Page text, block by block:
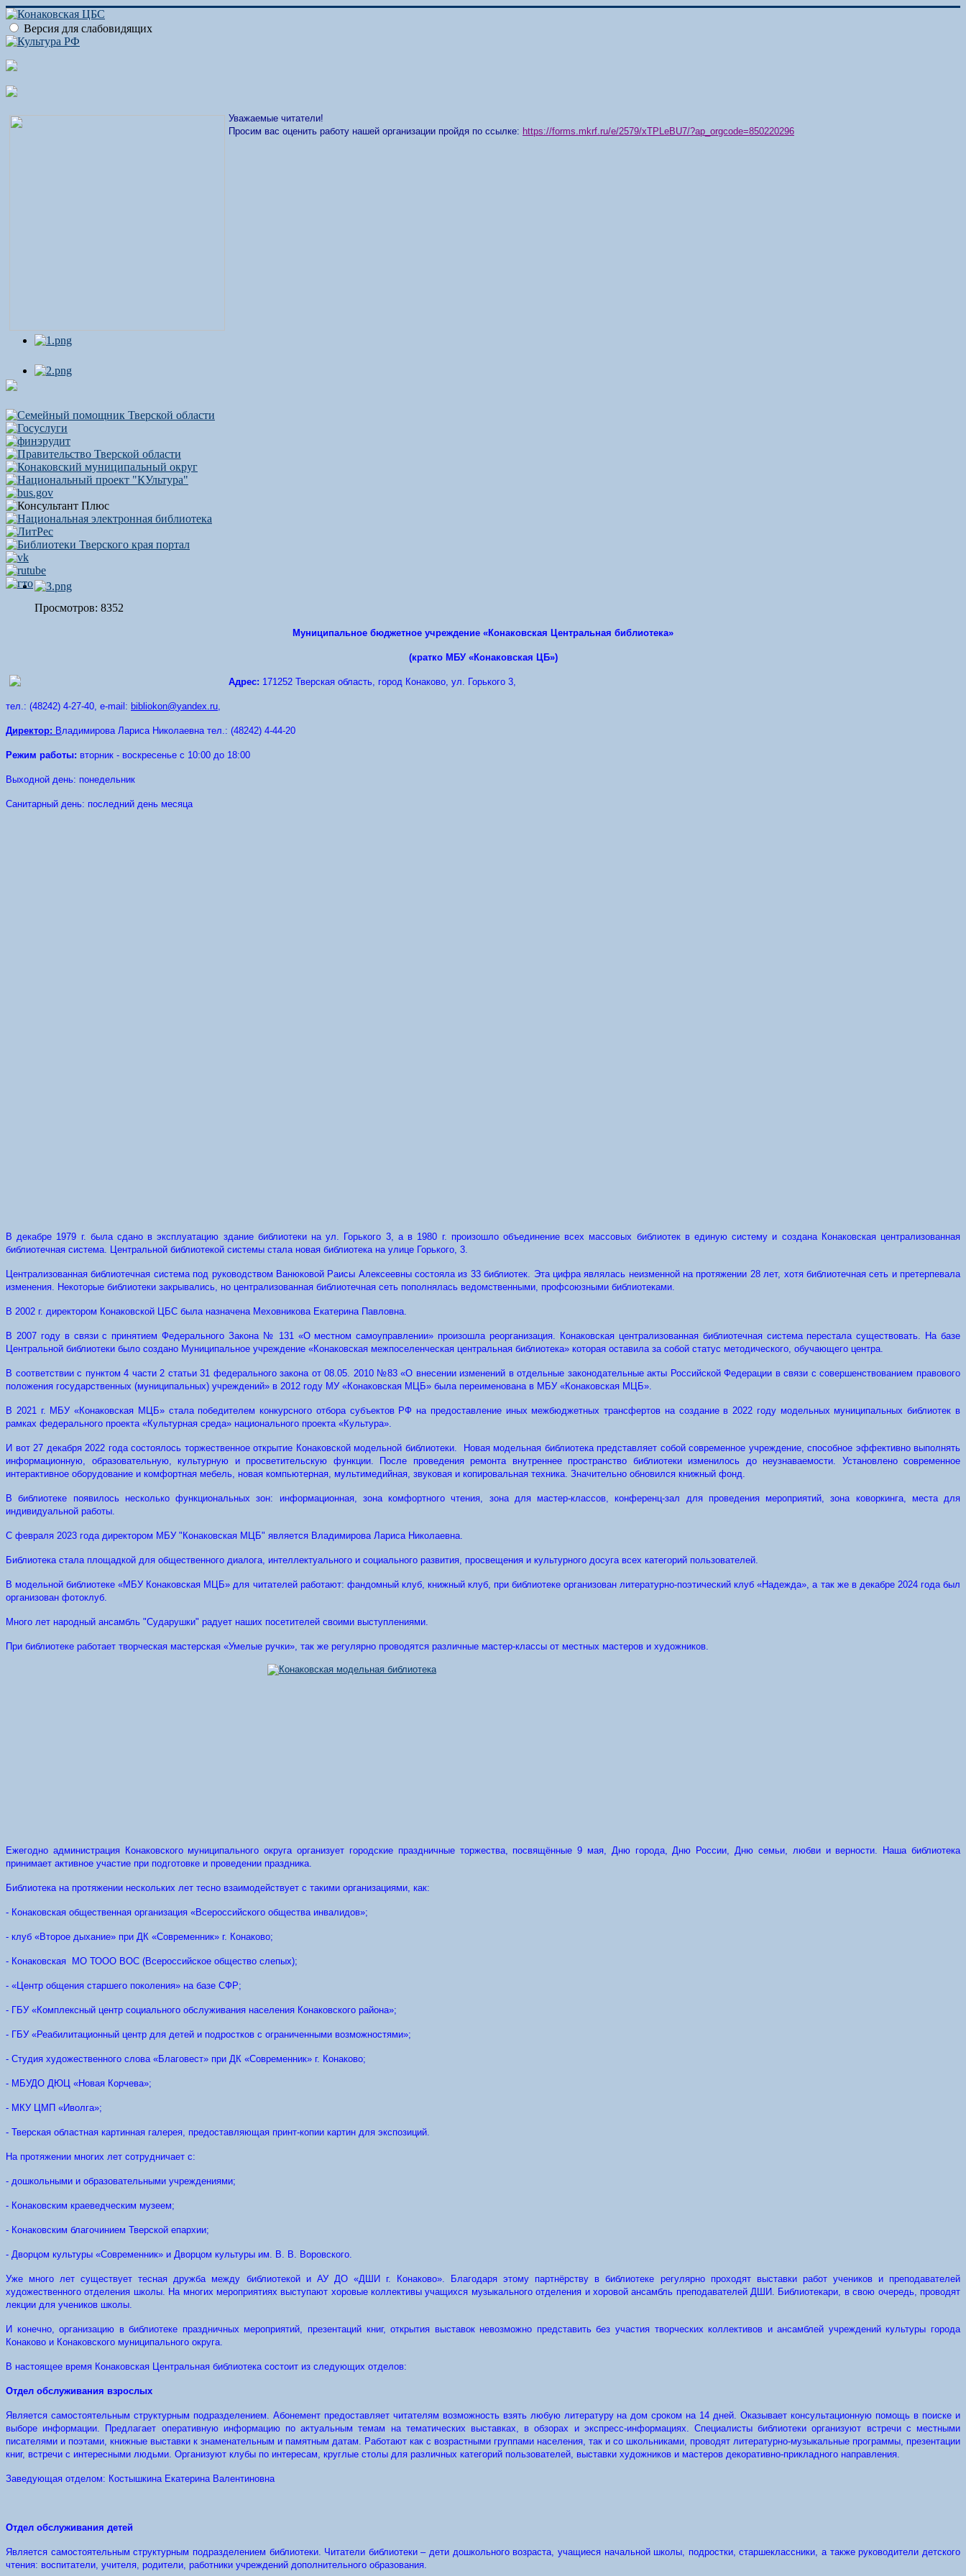
Версия для слабовидящих
Уважаемые читатели!
Просим вас оценить работу нашей организации пройдя по ссылке: https://forms.mkrf.ru/e/2579/xTPLeBU7/?ap_orgcode=850220296
Просмотров: 8352
Муниципальное бюджетное учреждение «Конаковская Центральная библиотека»
(кратко МБУ «Конаковская ЦБ»)
Адрес: 171252 Тверская область, город Конаково, ул. Горького 3,
тел.: (48242) 4-27-40, e-mail: bibliokon@yandex.ru,
Директор: Владимирова Лариса Николаевна тел.: (48242) 4-44-20
Режим работы: вторник - воскресенье с 10:00 до 18:00
Выходной день: понедельник
Санитарный день: последний день месяца
В декабре 1979 г. была сдано в эксплуатацию здание библиотеки на ул. Горького 3, а в 1980 г. произошло объединение всех массовых библиотек в единую систему и создана Конаковская централизованная
библиотечная система. Центральной библиотекой системы стала новая библиотека на улице Горького, 3.
Централизованная библиотечная система под руководством Ванюковой Раисы Алексеевны состояла из 33 библиотек. Эта цифра являлась неизменной на протяжении 28 лет, хотя библиотечная сеть и претерпевала
изменения. Некоторые библиотеки закрывались, но централизованная библиотечная сеть пополнялась ведомственными, профсоюзными библиотеками.
В 2002 г. директором Конаковской ЦБС была назначена Меховникова Екатерина Павловна.
В 2007 году в связи с принятием Федерального Закона № 131 «О местном самоуправлении» произошла реорганизация. Конаковская централизованная библиотечная система перестала существовать. На базе
Центральной библиотеки было создано Муниципальное учреждение «Конаковская межпоселенческая центральная библиотека» которая оставила за собой статус методического, обучающего центра.
В соответствии с пунктом 4 части 2 статьи 31 федерального закона от 08.05. 2010 №83 «О внесении изменений в отдельные законодательные акты Российской Федерации в связи с совершенствованием правового
положения государственных (муниципальных) учреждений» в 2012 году МУ «Конаковская МЦБ» была переименована в МБУ «Конаковская МЦБ».
В 2021 г. МБУ «Конаковская МЦБ» стала победителем конкурсного отбора субъектов РФ на предоставление иных межбюджетных трансфертов на создание в 2022 году модельных муниципальных библиотек в
рамках федерального проекта «Культурная среда» национального проекта «Культура».
И вот 27 декабря 2022 года состоялось торжественное открытие Конаковской модельной библиотеки. Новая модельная библиотека представляет собой современное учреждение, способное эффективно выполнять
информационную, образовательную, культурную и просветительскую функции. После проведения ремонта внутреннее пространство библиотеки изменилось до неузнаваемости. Установлено современное
интерактивное оборудование и комфортная мебель, новая компьютерная, мультимедийная, звуковая и копировальная техника. Значительно обновился книжный фонд.
В библиотеке появилось несколько функциональных зон: информационная, зона комфортного чтения, зона для мастер-классов, конференц-зал для проведения мероприятий, зона коворкинга, места для
индивидуальной работы.
С февраля 2023 года директором МБУ "Конаковская МЦБ" является Владимирова Лариса Николаевна.
Библиотека стала площадкой для общественного диалога, интеллектуального и социального развития, просвещения и культурного досуга всех категорий пользователей.
В модельной библиотеке «МБУ Конаковская МЦБ» для читателей работают: фандомный клуб, книжный клуб, при библиотеке организован литературно-поэтический клуб «Надежда», а так же в декабре 2024 года был
организован фотоклуб.
Много лет народный ансамбль "Сударушки" радует наших посетителей своими выступлениями.
При библиотеке работает творческая мастерская «Умелые ручки», так же регулярно проводятся различные мастер-классы от местных мастеров и художников.
Ежегодно администрация Конаковского муниципального округа организует городские праздничные торжества, посвящённые 9 мая, Дню города, Дню России, Дню семьи, любви и верности. Наша библиотека
принимает активное участие при подготовке и проведении праздника.
Библиотека на протяжении нескольких лет тесно взаимодействует с такими организациями, как:
- Конаковская общественная организация «Всероссийского общества инвалидов»;
- клуб «Второе дыхание» при ДК «Современник» г. Конаково;
- Конаковская МО ТООО ВОС (Всероссийское общество слепых);
- «Центр общения старшего поколения» на базе СФР;
- ГБУ «Комплексный центр социального обслуживания населения Конаковского района»;
- ГБУ «Реабилитационный центр для детей и подростков с ограниченными возможностями»;
- Студия художественного слова «Благовест» при ДК «Современник» г. Конаково;
- МБУДО ДЮЦ «Новая Корчева»;
- МКУ ЦМП «Иволга»;
- Тверская областная картинная галерея, предоставляющая принт-копии картин для экспозиций.
На протяжении многих лет сотрудничает с:
- дошкольными и образовательными учреждениями;
- Конаковским краеведческим музеем;
- Конаковским благочинием Тверской епархии;
- Дворцом культуры «Современник» и Дворцом культуры им. В. В. Воровского.
Уже много лет существует тесная дружба между библиотекой и АУ ДО «ДШИ г. Конаково». Благодаря этому партнёрству в библиотеке регулярно проходят выставки работ учеников и преподавателей
художественного отделения школы. На многих мероприятиях выступают хоровые коллективы учащихся музыкального отделения и хоровой ансамбль преподавателей ДШИ. Библиотекари, в свою очередь, проводят
лекции для учеников школы.
И конечно, организацию в библиотеке праздничных мероприятий, презентаций книг, открытия выставок невозможно представить без участия творческих коллективов и ансамблей учреждений культуры города
Конаково и Конаковского муниципального округа.
В настоящее время Конаковская Центральная библиотека состоит из следующих отделов:
Отдел обслуживания взрослых
Является самостоятельным структурным подразделением. Абонемент предоставляет читателям возможность взять любую литературу на дом сроком на 14 дней. Оказывает консультационную помощь в поиске и
выборе информации. Предлагает оперативную информацию по актуальным темам на тематических выставках, в обзорах и экспресс-информациях. Специалисты библиотеки организуют встречи с местными
писателями и поэтами, книжные выставки к знаменательным и памятным датам. Работают как с возрастными группами населения, так и со школьниками, проводят литературно-музыкальные программы, презентации
книг, встречи с интересными людьми. Организуют клубы по интересам, круглые столы для различных категорий пользователей, выставки художников и мастеров декоративно-прикладного направления.
Заведующая отделом: Костышкина Екатерина Валентиновна
Отдел обслуживания детей
Является самостоятельным структурным подразделением библиотеки. Читатели библиотеки – дети дошкольного возраста, учащиеся начальной школы, подростки, старшеклассники, а также руководители детского
чтения: воспитатели, учителя, родители, работники учреждений дополнительного образования.